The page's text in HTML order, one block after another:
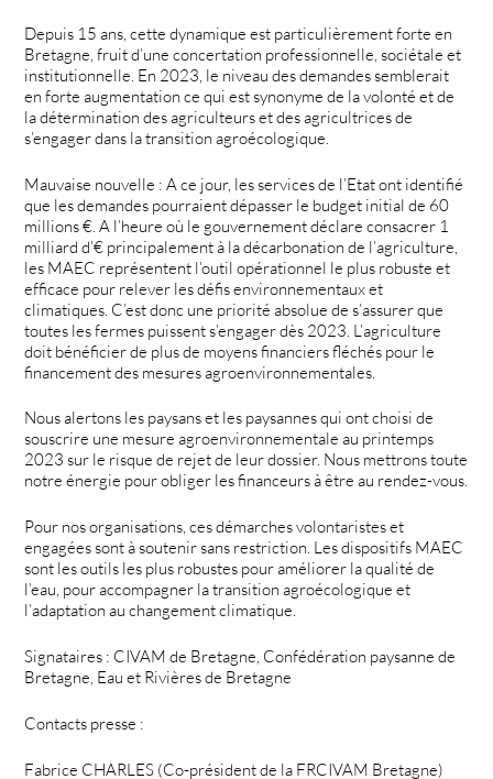
Depuis 15 ans, cette dynamique est particulièrement forte en
Bretagne, fruit d’une concertation professionnelle, sociétale et
institutionnelle. En 2023, le niveau des demandes semblerait
en forte augmentation ce qui est synonyme de la volonté et de
la détermination des agriculteurs et des agricultrices de
s’engager dans la transition agroécologique.
Mauvaise nouvelle : A ce jour, les services de l’Etat ont identifié
que les demandes pourraient dépasser le budget initial de 60
millions €. A l’heure où le gouvernement déclare consacrer 1
milliard d’€ principalement à la décarbonation de l’agriculture,
les MAEC représentent l’outil opérationnel le plus robuste et
efficace pour relever les défis environnementaux et
climatiques. C’est donc une priorité absolue de s’assurer que
toutes les fermes puissent s’engager dès 2023. L’agriculture
doit bénéficier de plus de moyens financiers fléchés pour le
financement des mesures agroenvironnementales.
Nous alertons les paysans et les paysannes qui ont choisi de
souscrire une mesure agroenvironnementale au printemps
2023 sur le risque de rejet de leur dossier. Nous mettrons toute
notre énergie pour obliger les financeurs à être au rendez-vous.
Pour nos organisations, ces démarches volontaristes et
engagées sont à soutenir sans restriction. Les dispositifs MAEC
sont les outils les plus robustes pour améliorer la qualité de
l’eau, pour accompagner la transition agroécologique et
l’adaptation au changement climatique.
Signataires : CIVAM de Bretagne, Confédération paysanne de
Bretagne, Eau et Rivières de Bretagne
Contacts presse :
Fabrice CHARLES (Co-président de la FRCIVAM Bretagne)